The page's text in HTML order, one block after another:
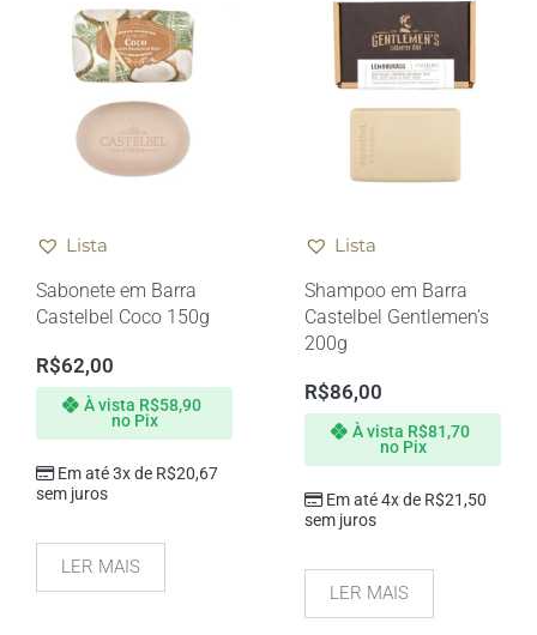
Lista
Sabonete em Barra
Castelbel Coco 150g
R$62,00
Em até 3x de R$20,67
sem juros
À vista R$58,90
no Pix
LER MAIS
Lista
Shampoo em Barra
Castelbel Gentlemen’s
200g
R$86,00
Em até 4x de R$21,50
sem juros
À vista R$81,70
no Pix
LER MAIS